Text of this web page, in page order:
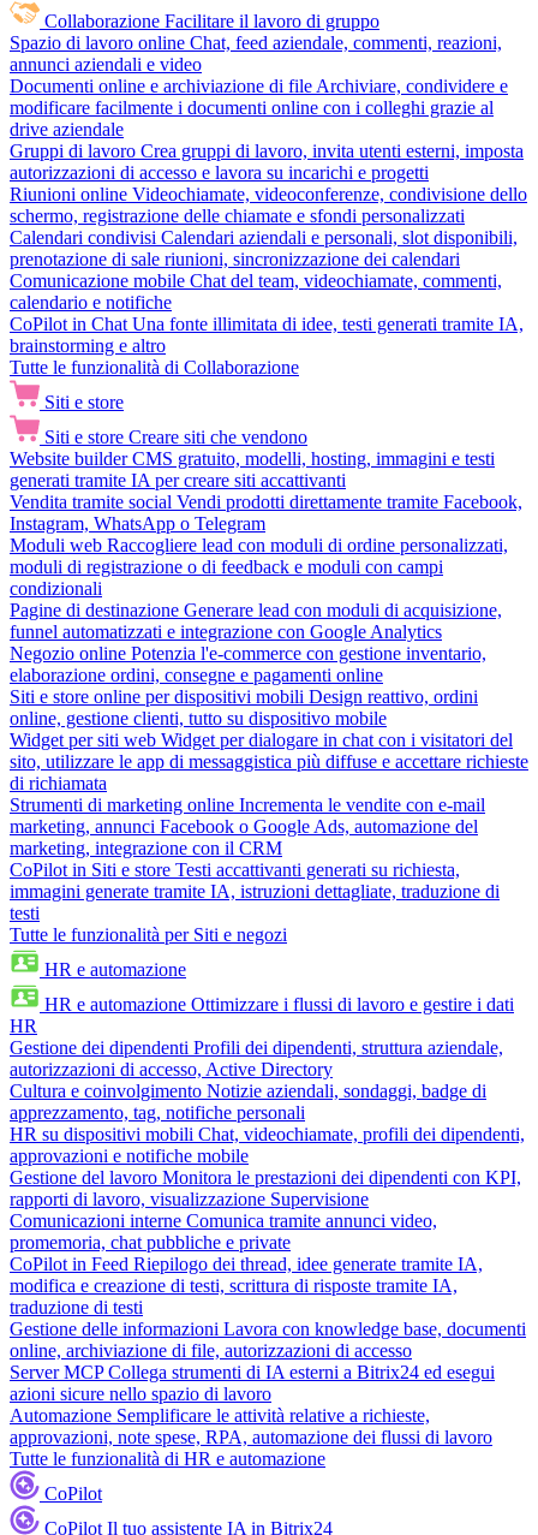
Collaborazione Facilitare il lavoro di gruppo
Spazio di lavoro online Chat, feed aziendale, commenti, reazioni,
annunci aziendali e video
Documenti online e archiviazione di file Archiviare, condividere e
modificare facilmente i documenti online con i colleghi grazie al
drive aziendale
Gruppi di lavoro Crea gruppi di lavoro, invita utenti esterni, imposta
autorizzazioni di accesso e lavora su incarichi e progetti
Riunioni online Videochiamate, videoconferenze, condivisione dello
schermo, registrazione delle chiamate e sfondi personalizzati
Calendari condivisi Calendari aziendali e personali, slot disponibili,
prenotazione di sale riunioni, sincronizzazione dei calendari
Comunicazione mobile Chat del team, videochiamate, commenti,
calendario e notifiche
CoPilot in Chat Una fonte illimitata di idee, testi generati tramite IA,
brainstorming e altro
Tutte le funzionalità di Collaborazione
Siti e store
Siti e store Creare siti che vendono
Website builder CMS gratuito, modelli, hosting, immagini e testi
generati tramite IA per creare siti accattivanti
Vendita tramite social Vendi prodotti direttamente tramite Facebook,
Instagram, WhatsApp o Telegram
Moduli web Raccogliere lead con moduli di ordine personalizzati,
moduli di registrazione o di feedback e moduli con campi
condizionali
Pagine di destinazione Generare lead con moduli di acquisizione,
funnel automatizzati e integrazione con Google Analytics
Negozio online Potenzia l'e-commerce con gestione inventario,
elaborazione ordini, consegne e pagamenti online
Siti e store online per dispositivi mobili Design reattivo, ordini
online, gestione clienti, tutto su dispositivo mobile
Widget per siti web Widget per dialogare in chat con i visitatori del
sito, utilizzare le app di messaggistica più diffuse e accettare richieste
di richiamata
Strumenti di marketing online Incrementa le vendite con e-mail
marketing, annunci Facebook o Google Ads, automazione del
marketing, integrazione con il CRM
CoPilot in Siti e store Testi accattivanti generati su richiesta,
immagini generate tramite IA, istruzioni dettagliate, traduzione di
testi
Tutte le funzionalità per Siti e negozi
HR e automazione
HR e automazione Ottimizzare i flussi di lavoro e gestire i dati
HR
Gestione dei dipendenti Profili dei dipendenti, struttura aziendale,
autorizzazioni di accesso, Active Directory
Cultura e coinvolgimento Notizie aziendali, sondaggi, badge di
apprezzamento, tag, notifiche personali
HR su dispositivi mobili Chat, videochiamate, profili dei dipendenti,
approvazioni e notifiche mobile
Gestione del lavoro Monitora le prestazioni dei dipendenti con KPI,
rapporti di lavoro, visualizzazione Supervisione
Comunicazioni interne Comunica tramite annunci video,
promemoria, chat pubbliche e private
CoPilot in Feed Riepilogo dei thread, idee generate tramite IA,
modifica e creazione di testi, scrittura di risposte tramite IA,
traduzione di testi
Gestione delle informazioni Lavora con knowledge base, documenti
online, archiviazione di file, autorizzazioni di accesso
Server MCP Collega strumenti di IA esterni a Bitrix24 ed esegui
azioni sicure nello spazio di lavoro
Automazione Semplificare le attività relative a richieste,
approvazioni, note spese, RPA, automazione dei flussi di lavoro
Tutte le funzionalità di HR e automazione
CoPilot
CoPilot Il tuo assistente IA in Bitrix24